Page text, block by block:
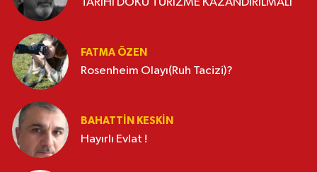
TARİHİ DOKU TURİZME KAZANDIRILMALI
FATMA ÖZEN
Rosenheim Olayı(Ruh Tacizi)?
BAHATTIN KESKİN
Hayırlı Evlat !